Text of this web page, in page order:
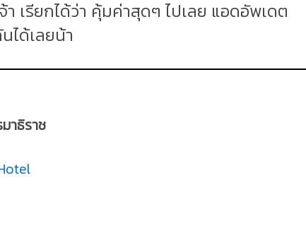
เรียกได้ว่า คุ้มค่าสุดๆ ไปเลย แอดอัพเดต
ได้เลยน้า
าธิราช